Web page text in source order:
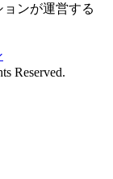
ンが運営する
Reserved.